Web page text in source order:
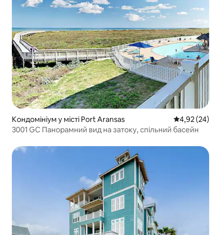
Кондомініум у місті Port Aransas Середня
4,92 (24)
3001 GC Панорамний вид на затоку, спільний басейн